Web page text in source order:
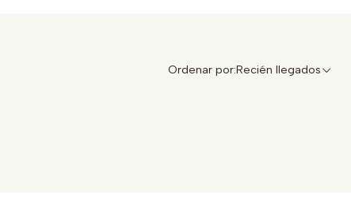
Ordenar por:Recién llegados